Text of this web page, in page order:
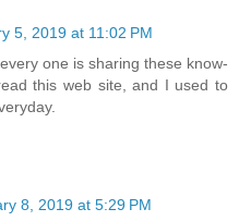
5, 2019 at 11:02 PM
one is sharing these know-
this web site, and I used to
8, 2019 at 5:29 PM